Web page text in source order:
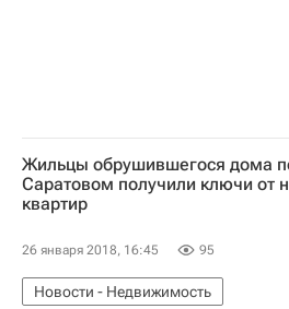
Жильцы обрушившегося дома
Саратовом получили ключи от
квартир
26 января 2018, 16:45 95
Новости - Недвижимость